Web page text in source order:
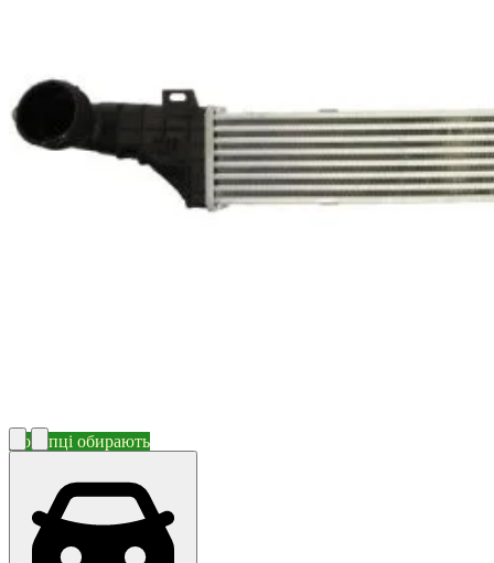
Покупці обирають